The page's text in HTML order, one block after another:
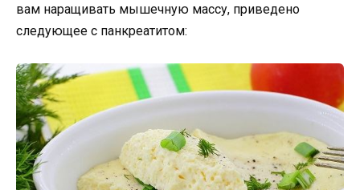
вам наращивать мышечную массу, приведено
следующее с панкреатитом: